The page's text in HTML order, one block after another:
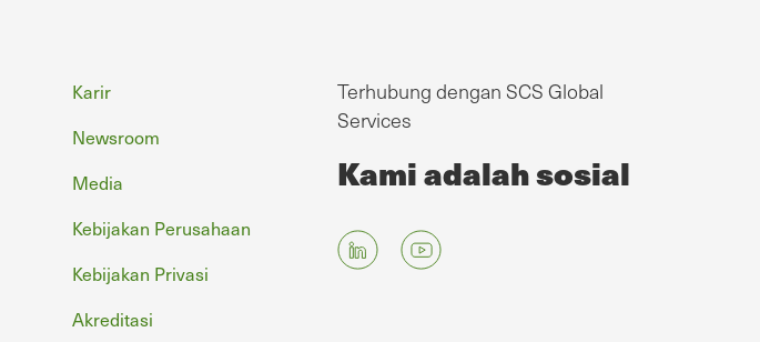
Footer
Karir
Newsroom
Media
Kebijakan Perusahaan
Kebijakan Privasi
Akreditasi
Terhubung dengan SCS Global
Services
Kami adalah sosial